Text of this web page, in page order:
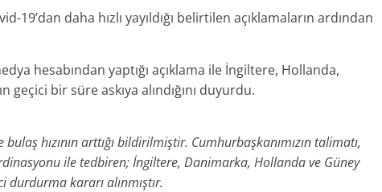
daha hızlı yayıldığı belirtilen açıklamaların ardından
hesabından yaptığı açıklama ile İngiltere, Hollanda,
geçici bir süre askıya alındığını duyurdu.
hızının arttığı bildirilmiştir. Cumhurbaşkanımızın talimatı,
ile tedbiren; İngiltere, Danimarka, Hollanda ve Güney
kararı alınmıştır.